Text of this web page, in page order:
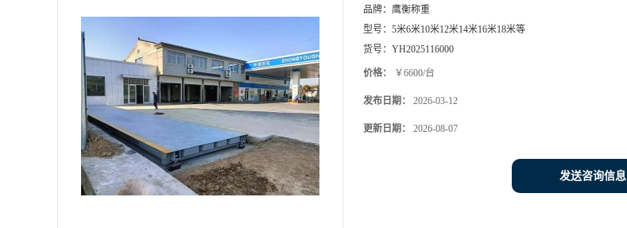
品牌： 鹰衡称重
型号： 5米6米10米12米14米16米18米等
货号： YH2025116000
价格： ￥6600/台
发布日期： 2026-03-12
更新日期： 2026-08-07
发送咨询信息